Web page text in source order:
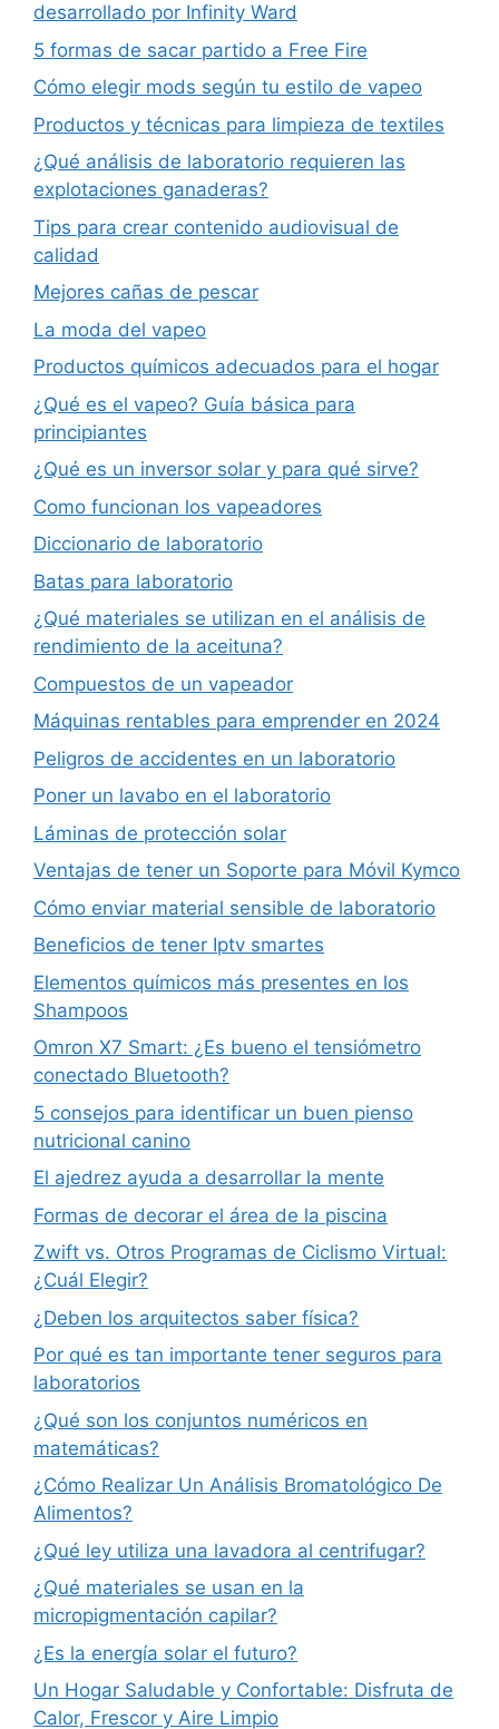
desarrollado por Infinity Ward
5 formas de sacar partido a Free Fire
Cómo elegir mods según tu estilo de vapeo
Productos y técnicas para limpieza de textiles
¿Qué análisis de laboratorio requieren las
explotaciones ganaderas?
Tips para crear contenido audiovisual de
calidad
Mejores cañas de pescar
La moda del vapeo
Productos químicos adecuados para el hogar
¿Qué es el vapeo? Guía básica para
principiantes
¿Qué es un inversor solar y para qué sirve?
Como funcionan los vapeadores
Diccionario de laboratorio
Batas para laboratorio
¿Qué materiales se utilizan en el análisis de
rendimiento de la aceituna?
Compuestos de un vapeador
Máquinas rentables para emprender en 2024
Peligros de accidentes en un laboratorio
Poner un lavabo en el laboratorio
Láminas de protección solar
Ventajas de tener un Soporte para Móvil Kymco
Cómo enviar material sensible de laboratorio
Beneficios de tener Iptv smartes
Elementos químicos más presentes en los
Shampoos
Omron X7 Smart: ¿Es bueno el tensiómetro
conectado Bluetooth?
5 consejos para identificar un buen pienso
nutricional canino
El ajedrez ayuda a desarrollar la mente
Formas de decorar el área de la piscina
Zwift vs. Otros Programas de Ciclismo Virtual:
¿Cuál Elegir?
¿Deben los arquitectos saber física?
Por qué es tan importante tener seguros para
laboratorios
¿Qué son los conjuntos numéricos en
matemáticas?
¿Cómo Realizar Un Análisis Bromatológico De
Alimentos?
¿Qué ley utiliza una lavadora al centrifugar?
¿Qué materiales se usan en la
micropigmentación capilar?
¿Es la energía solar el futuro?
Un Hogar Saludable y Confortable: Disfruta de
Calor, Frescor y Aire Limpio